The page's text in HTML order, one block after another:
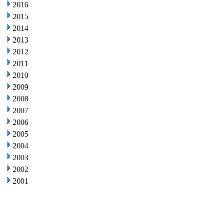
2016
2015
2014
2013
2012
2011
2010
2009
2008
2007
2006
2005
2004
2003
2002
2001